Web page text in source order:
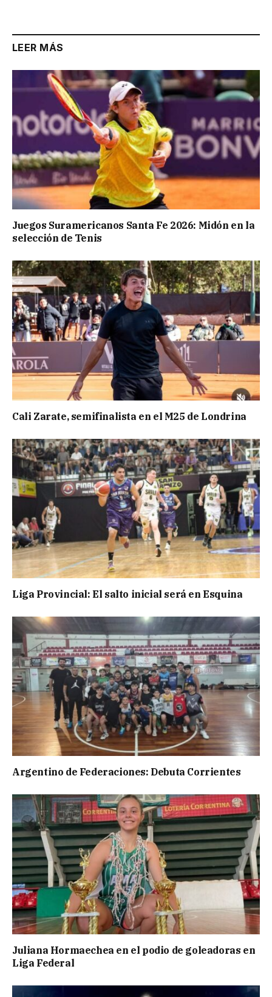
LEER MÁS
Juegos Suramericanos Santa Fe 2026: Midón en la
selección de Tenis
Cali Zarate, semifinalista en el M25 de Londrina
Liga Provincial: El salto inicial será en Esquina
Argentino de Federaciones: Debuta Corrientes
Juliana Hormaechea en el podio de goleadoras en
Liga Federal